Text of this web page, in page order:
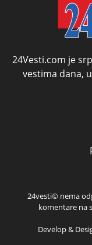
24Vesti.com je
vestima dana,
24vesti© nema
komentare na
Develop &